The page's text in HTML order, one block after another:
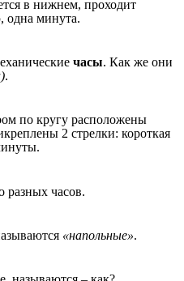
в нижнем, проходит
одна минута.
часы. Как же они
.
по кругу расположены
2 стрелки: короткая
разных часов.
«напольные».